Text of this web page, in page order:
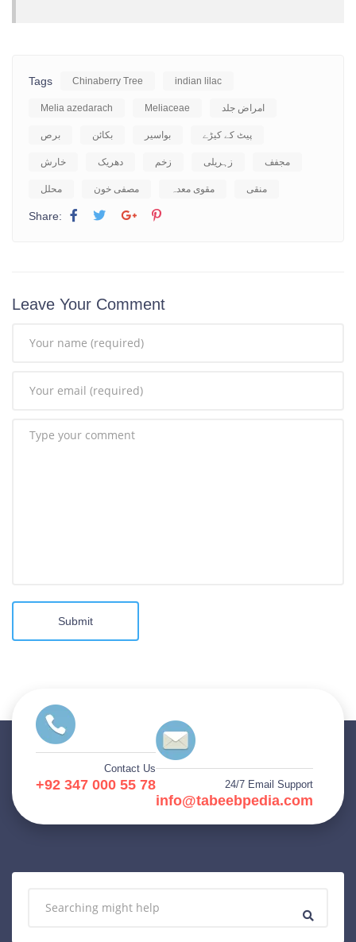
Tags Chinaberry Tree indian lilac
Melia azedarach Meliaceae امراض جلد
برص بکائن بواسیر پیٹ کے کیڑے
خارش دھریک زخم زہریلی مجفف
محلل مصفی خون مقوی معدہ منقی
Share:
Leave Your Comment
Submit
Contact Us
+92 347 000 55 78 24/7 Email Support
info@tabeebpedia.com